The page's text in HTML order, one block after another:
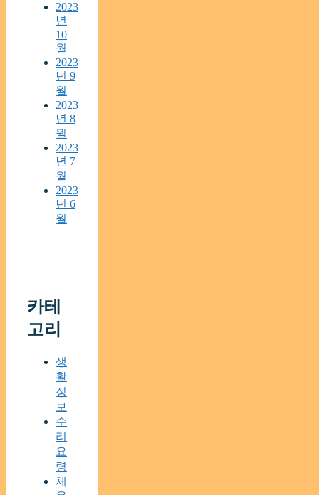
2023
년
10
월
2023
년 9
월
2023
년 8
월
2023
년 7
월
2023
년 6
월
카테
고리
생
활
정
보
수
리
요
령
체